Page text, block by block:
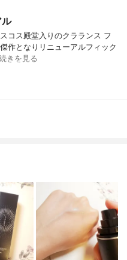
コス殿堂入りのクラランス フ
作となりリニューアルフィック
きを見る